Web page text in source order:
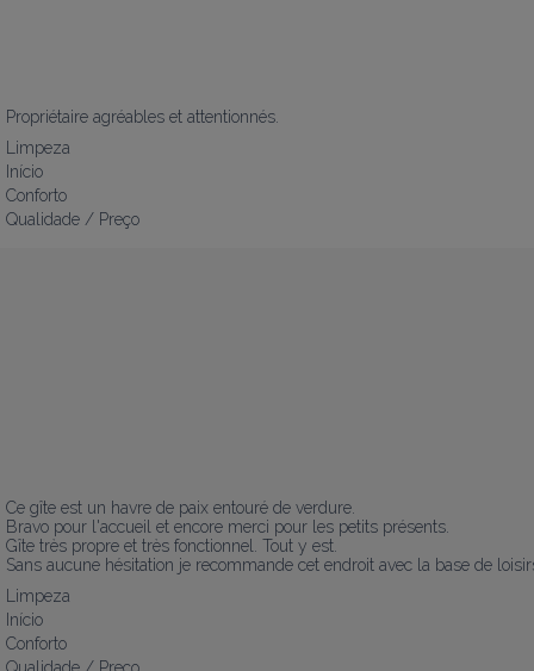
Propriétaire agréables et attentionnés.
Limpeza
Início
Conforto
Qualidade / Preço
Ce gîte est un havre de paix entouré de verdure.
Bravo pour l'accueil et encore merci pour les petits présents.
Gîte très propre et très fonctionnel. Tout y est.
Sans aucune hésitation je recommande cet endroit avec la base de
Limpeza
Início
Conforto